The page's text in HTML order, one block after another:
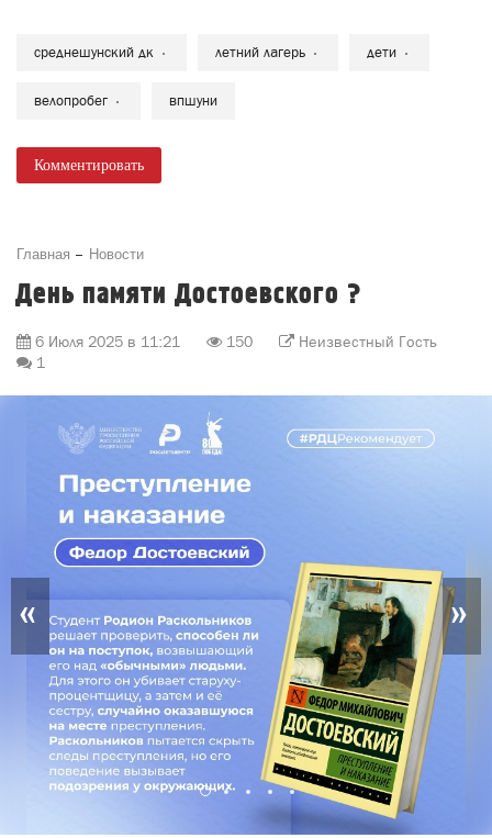
среднешунский дк летний лагерь дети
велопробег впшуни
Комментировать
Главная Новости
День памяти Достоевского ?
6 Июля 2025 в 11:21 150
Неизвестный Гость
1
« »